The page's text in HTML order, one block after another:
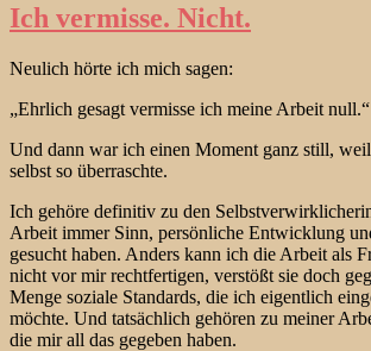
Ich vermisse. Nicht.
Neulich hörte ich mich sagen:
„Ehrlich gesagt vermisse ich meine Arbeit null.“
Und dann war ich einen Moment ganz still,
selbst so überraschte.
Ich gehöre definitiv zu den
Arbeit immer Sinn, persönliche Entwicklung
gesucht haben. Anders kann ich die Arbeit als
nicht vor mir rechtfertigen, verstößt sie doch
Menge soziale Standards, die ich eigentlich
möchte. Und tatsächlich gehören zu meiner
die mir all das gegeben haben.